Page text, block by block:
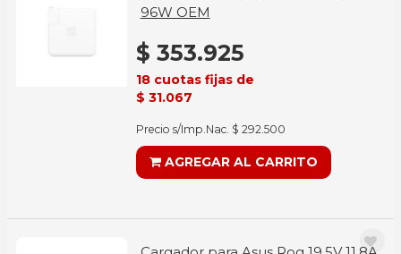
96W OEM
$ 353.925
18 cuotas fijas de
$ 31.067
Precio s/Imp.Nac. $ 292.500
AGREGAR AL CARRITO